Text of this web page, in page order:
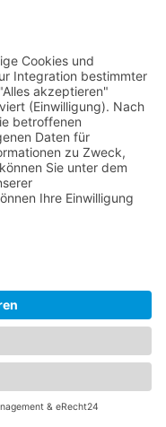
Kinderärzten in
einsehen,
Öffnungszeiten
von
Weise können
für die
Vertrauen Sie auf
Augenärzte und
erfahrener
finden!